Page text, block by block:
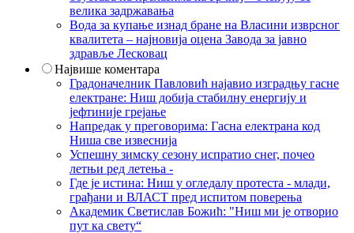
велика задржавања
Вода за купање изнад бране на Власини изврсног
квалитета – најновија оцена Завода за јавно
здравље Лесковац
Највише коментара
Градоначелник Павловић најавио изградњу гасне
електране: Ниш добија стабилну енергију и
јефтиније грејање
Напредак у преговорима: Гасна електрана код
Ниша све извеснија
Успешну зимску сезону испратио снег, почео
летњи ред летења -
Где је истина: Ниш у огледалу протеста - млади,
грађани и ВЛАСТ пред испитом поверења
Академик Светислав Божић: "Ниш ми је отворио
пут ка свету“